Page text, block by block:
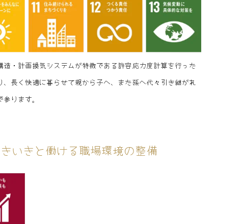
造・計画換気システムが特徴である許容応力度計算を行った
長く快適に暮らせて親から子へ、また孫へ代々引き継がれ
ります。
いきと働ける職場環境の整備